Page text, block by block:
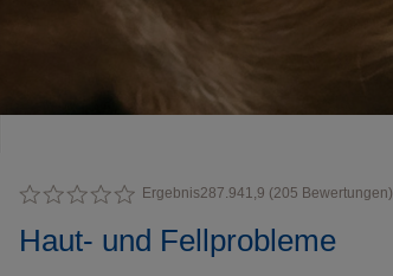
Ergebnis287.941,9 (205 Bewertungen)
Haut- und Fellprobleme